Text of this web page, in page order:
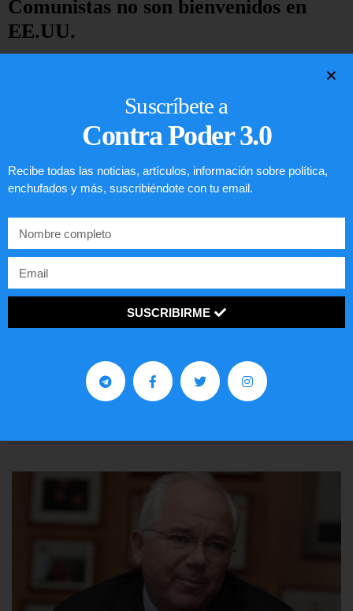
Comunistas no son bienvenidos en
EE.UU.
Preguntas frecuentes sobre la visa
EE.UU. 2020
Suscríbete a
Contra Poder 3.0
Recibe todas las noticias, artículos, información sobre política,
enchufados y más, suscribiéndote con tu email.
SUSCRIBIRME